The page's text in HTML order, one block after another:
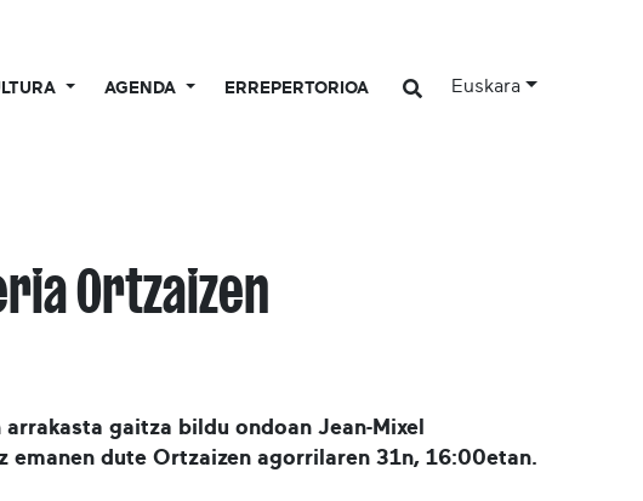
AGENDA ERREPERTORIOA Euskara
Ortzaizen
gaitza bildu ondoan Jean-Mixel
dute Ortzaizen agorrilaren 31n, 16:00etan.